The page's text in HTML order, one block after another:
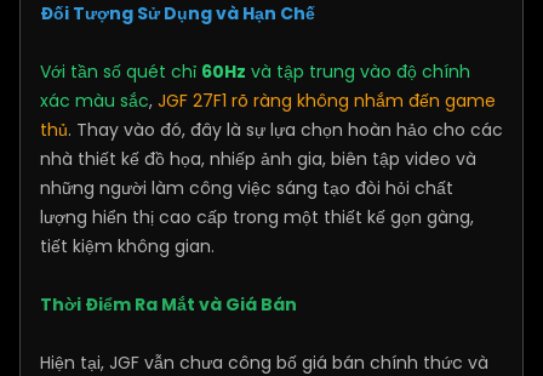
Đối Tượng Sử Dụng và Hạn Chế
Với tần số quét chỉ 60Hz và tập trung vào độ chính
xác màu sắc, JGF 27F1 rõ ràng không nhắm đến game
thủ. Thay vào đó, đây là sự lựa chọn hoàn hảo cho các
nhà thiết kế đồ họa, nhiếp ảnh gia, biên tập video và
những người làm công việc sáng tạo đòi hỏi chất
lượng hiển thị cao cấp trong một thiết kế gọn gàng,
tiết kiệm không gian.
Thời Điểm Ra Mắt và Giá Bán
Hiện tại, JGF vẫn chưa công bố giá bán chính thức và